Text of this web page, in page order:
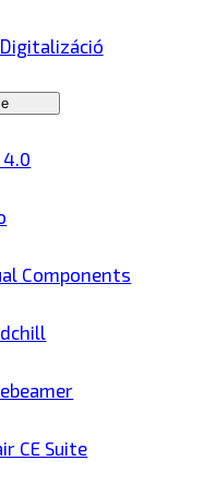
4.0
Components
CE Suite